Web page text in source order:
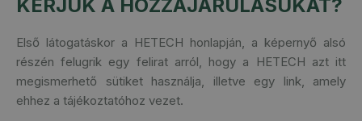
KÉRJÜK A HOZZÁJÁRULÁSUKAT?
Első látogatáskor a HETECH honlapján, a képernyő alsó
részén felugrik egy felirat arról, hogy a HETECH azt itt
megismerhető sütiket használja, illetve egy link, amely
ehhez a tájékoztatóhoz vezet.